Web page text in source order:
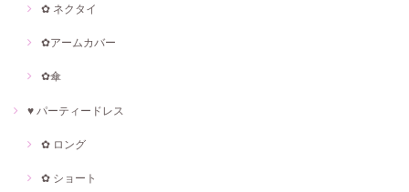
✿ ネクタイ
✿アームカバー
✿傘
♥ パーティードレス
✿ ロング
✿ ショート